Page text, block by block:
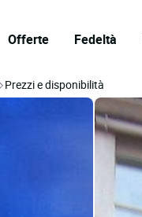
Offerte Fedeltà
Prezzi e disponibilità